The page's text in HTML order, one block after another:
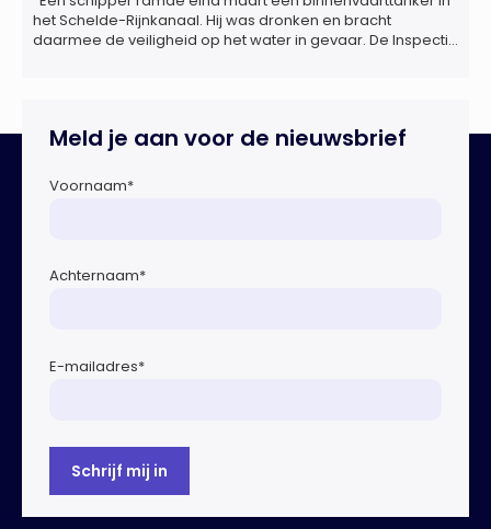
het Schelde-Rijnkanaal. Hij was dronken en bracht
daarmee de veiligheid op het water in gevaar. De Inspectie
Meld je aan voor de nieuwsbrief
Voornaam*
Achternaam*
E-mailadres*